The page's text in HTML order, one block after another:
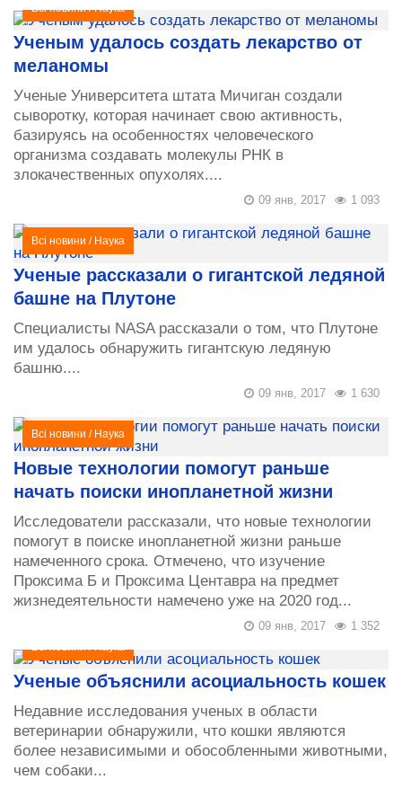
Всі новини/Наука
Ученым удалось создать лекарство от
меланомы
Ученые Университета штата Мичиган создали
сыворотку, которая начинает свою активность,
базируясь на особенностях человеческого
организма создавать молекулы РНК в
злокачественных опухолях....
1 093
09 янв, 2017
Всі новини / Наука
Ученые рассказали о гигантской ледяной
башне на Плутоне
Специалисты NASA рассказали о том, что Плутоне
им удалось обнаружить гигантскую ледяную
башню....
1 630
09 янв, 2017
Всі новини / Наука
Новые технологии помогут раньше
начать поиски инопланетной жизни
Исследователи рассказали, что новые технологии
помогут в поиске инопланетной жизни раньше
намеченного срока. Отмечено, что изучение
Проксима Б и Проксима Центавра на предмет
жизнедеятельности намечено уже на 2020 год...
1 352
09 янв, 2017
Всі новини/Наука
Ученые объяснили асоциальность кошек
Недавние исследования ученых в области
ветеринарии обнаружили, что кошки являются
более независимыми и обособленными животными,
чем собаки...